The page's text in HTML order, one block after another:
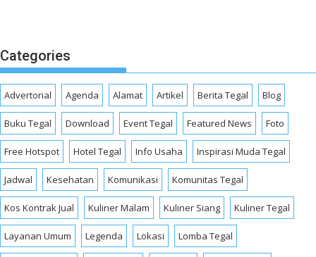
Categories
Advertorial Agenda Alamat Artikel Berita Tegal Blog
Buku Tegal Download Event Tegal Featured News Foto
Free Hotspot Hotel Tegal Info Usaha Inspirasi Muda Tegal
Jadwal Kesehatan Komunikasi Komunitas Tegal
Kos Kontrak Jual Kuliner Malam Kuliner Siang Kuliner Tegal
Layanan Umum Legenda Lokasi Lomba Tegal